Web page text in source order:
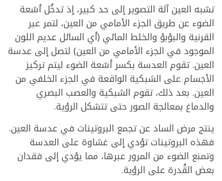
تشبه العين آلة التصوير إلى حد كبير، إذ تدخُل أشعة
الضوء عن طريق الجزء الأمامي من العين، لتمر عبر
القرنية والبؤبؤ والخلط المائي (أي السائل عديم اللون
الموجود في الجزء الأمامي من العين) لتصل إلى عدسة
العين. تقوم العدسة بكسر أشعة الضوء ليتم تركيز
الأجسام على الشبكية الواقعة في الجزء الخلفي من
العين. بعد ذلك، تقوم الشبكية والعصب البصري
والدماغ بمعالجة الصور حتى تتشكل الرؤية.
ينتج مرض الساد عن تجمع البروتينات في عدسة العين.
فهذه البروتينات تؤدي إلى غشاوة على العدسة
وتمنع الضوء من المرور عبرها، مما يؤدي إلى فقدان
بعض القُدرة على الرؤية.